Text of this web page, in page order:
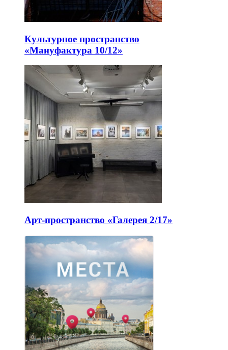
Культурное пространство
«Мануфактура 10/12»
Арт-пространство «Галерея 2/17»